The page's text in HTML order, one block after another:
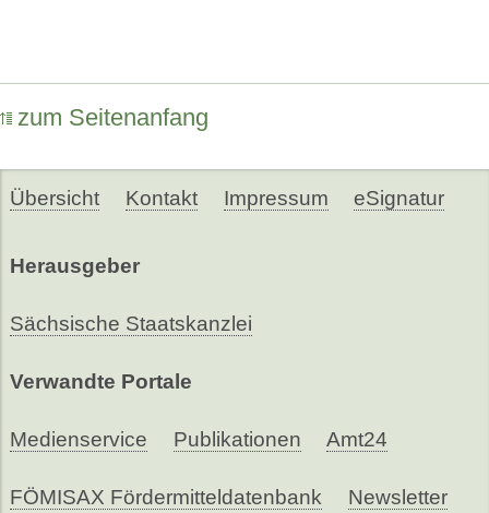
zum Seitenanfang
Übersicht Kontakt Impressum eSignatur
Herausgeber
Sächsische Staatskanzlei
Verwandte Portale
Medienservice Publikationen Amt24
FÖMISAX Fördermitteldatenbank Newsletter